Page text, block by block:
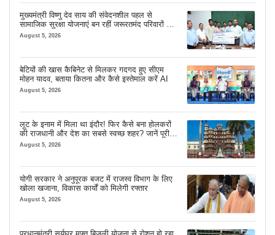
मुख्यमंत्री विष्णु देव साय की संवेदनशील पहल से
सामाजिक सुरक्षा योजनाएं बन रहीं जरूरतमंद परिवारों का
मजबूत सहारा
August 5, 2026
बेटियों की खास कैबिनेट से मिलकर गदगद हुए सीएम
मोहन यादव, बताया कितना और कैसे इस्तेमाल करें AI
August 5, 2026
लूट के इनाम में मिला था इंदौर! फिर कैसे बना होलकरों
की राजधानी और देश का सबसे स्वच्छ शहर? जानें पूरी
कहानी
August 5, 2026
योगी सरकार ने अनुपूरक बजट में राजस्व विभाग के लिए
खोला खजाना, विकास कार्यों को मिलेगी रफ्तार
August 5, 2026
प्रधानमंत्री सूर्यघर मुफ्त बिजली योजना से रोशन हो रहा